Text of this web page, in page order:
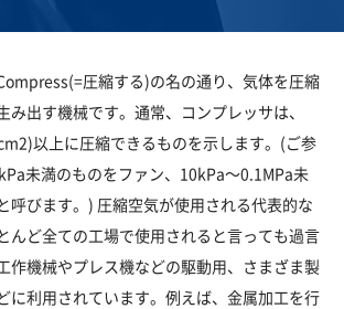
圧縮する)の名の通り、気体を圧縮
み出す機械です。通常、コンプレッサは、
以上に圧縮できるものを示します。(ご参
未満のものをファン、10kPa～0.1MPa未
呼びます。) 圧縮空気が使用される代表的な
んど全ての工場で使用されると言っても過言
作機械やプレス機などの駆動用、さまざま製
に利用されています。例えば、金属加工を行